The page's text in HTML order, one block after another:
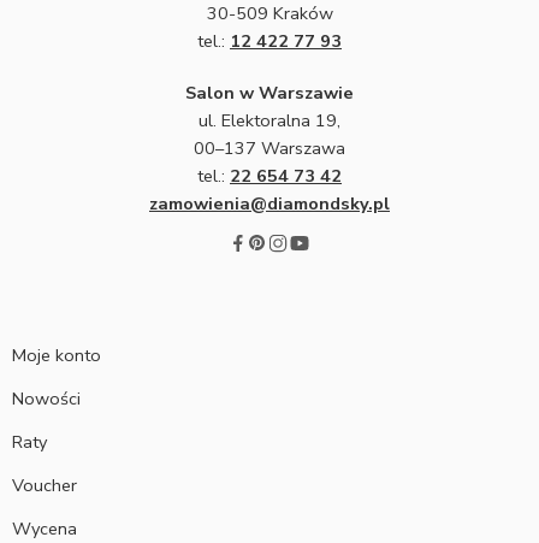
30-509 Kraków
tel.: 12 422 77 93
Salon w Warszawie
ul. Elektoralna 19,
00–137 Warszawa
tel.: 22 654 73 42
zamowienia@diamondsky.pl
Moje konto
Nowości
Raty
Voucher
Wycena